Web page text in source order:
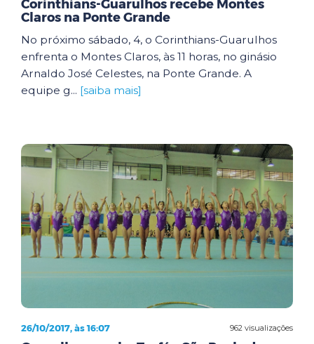
Corinthians-Guarulhos recebe Montes
Claros na Ponte Grande
No próximo sábado, 4, o Corinthians-Guarulhos
enfrenta o Montes Claros, às 11 horas, no ginásio
Arnaldo José Celestes, na Ponte Grande. A
equipe g... [saiba mais]
962 visualizações
26/10/2017, às 16:07